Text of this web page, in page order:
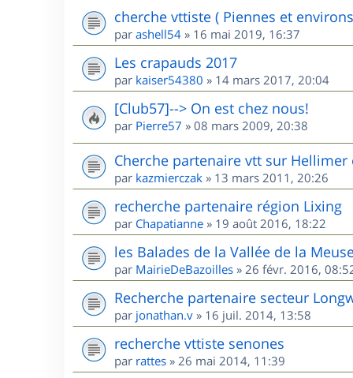
cherche vttiste ( Piennes et
par ashell54 » 16 mai 2019, 16:37
Les crapauds 2017
par kaiser54380 » 14 mars 2017, 20:04
[Club57]--> On est chez nous!
par Pierre57 » 08 mars 2009, 20:38
Cherche partenaire vtt sur Hellimer
par kazmierczak » 13 mars 2011, 20:26
recherche partenaire région Lixing
par Chapatianne » 19 août 2016, 18:22
les Balades de la Vallée de la
par MairieDeBazoilles » 26 févr. 2016,
Recherche partenaire secteur
par jonathan.v » 16 juil. 2014, 13:58
recherche vttiste senones
par rattes » 26 mai 2014, 11:39